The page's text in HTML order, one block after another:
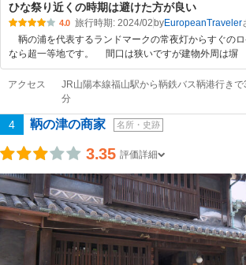
ひな祭り近くの時期は避けた方が良い
4.0 旅行時期: 2024/02 byEuropeanTraveler
鞆の浦を代表するランドマークの常夜灯からすぐの
なら超一等地です。 間口は狭いですが建物外周は塀
アクセス
JR山陽本線福山駅から鞆鉄バス鞆港行き
分
4 鞆の津の商家 名所・史跡
3.35 評価詳細